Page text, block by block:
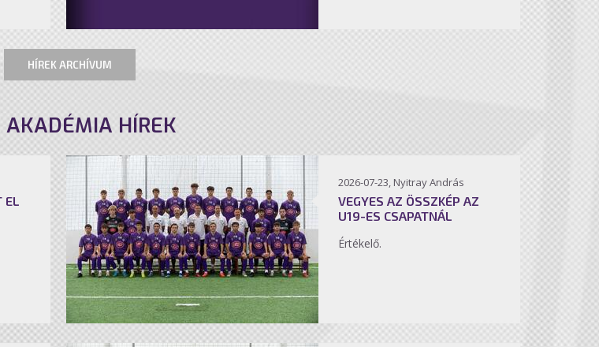
HÍREK ARCHÍVUM
AKADÉMIA HÍREK
EL
2026-07-23, Nyitray András
VEGYES AZ ÖSSZKÉP AZ
U19-ES CSAPATNÁL
Értékelő.